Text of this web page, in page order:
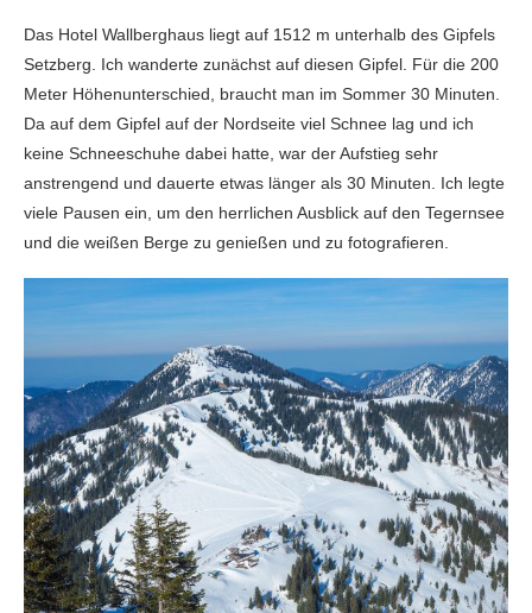
Das Hotel Wallberghaus liegt auf 1512 m unterhalb des Gipfels
Setzberg. Ich wanderte zunächst auf diesen Gipfel. Für die 200
Meter Höhenunterschied, braucht man im Sommer 30 Minuten.
Da auf dem Gipfel auf der Nordseite viel Schnee lag und ich
keine Schneeschuhe dabei hatte, war der Aufstieg sehr
anstrengend und dauerte etwas länger als 30 Minuten. Ich legte
viele Pausen ein, um den herrlichen Ausblick auf den Tegernsee
und die weißen Berge zu genießen und zu fotografieren.